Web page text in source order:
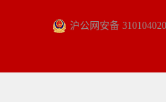
沪公网安备